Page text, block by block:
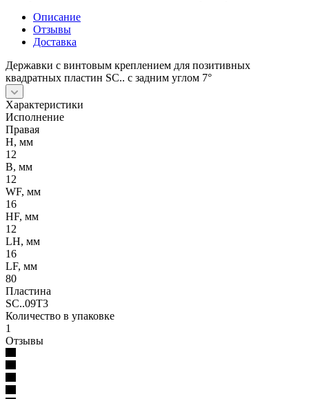
Описание
Отзывы
Доставка
Державки с винтовым креплением для позитивных
квадратных пластин SС.. с задним углом 7°
Характеристики
Исполнение
Правая
H, мм
12
B, мм
12
WF, мм
16
HF, мм
12
LH, мм
16
LF, мм
80
Пластина
SC..09T3
Количество в упаковке
1
Отзывы